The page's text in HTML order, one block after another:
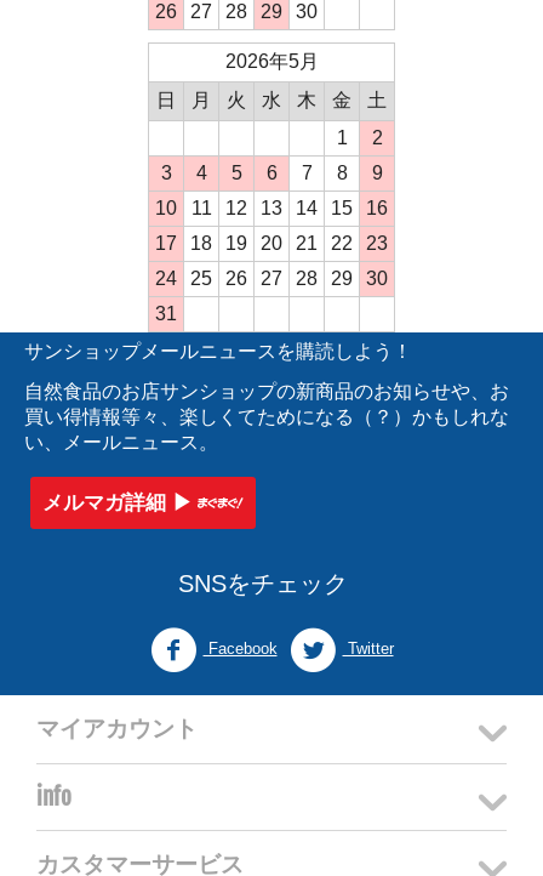
26
27 28 29 30
2026年5月
日
月 火 水 木 金
土
1
2
3
4 5 6 7 8
9
10
11 12 13 14 15
16
17
18 19 20 21 22
23
24
25 26 27 28 29
30
31
サンショップメールニュースを購読しよう！
自然食品のお店サンショップの新商品のお知らせや、お
買い得情報等々、楽しくてためになる（？）かもしれな
い、メールニュース。
メルマガ詳細 ▶︎
SNSをチェック
Facebook Twitter
マイアカウント
info
カスタマーサービス